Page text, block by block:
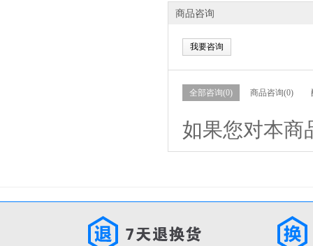
商品咨询
我要咨询
全部咨询(0) 商品咨询(0)
如果您对本商